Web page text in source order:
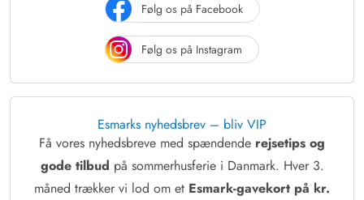
Følg os på Facebook
Følg os på Instagram
Esmarks nyhedsbrev – bliv VIP
Få vores nyhedsbreve med spændende rejsetips og
gode tilbud på sommerhusferie i Danmark. Hver 3.
måned trækker vi lod om et Esmark-gavekort på kr.